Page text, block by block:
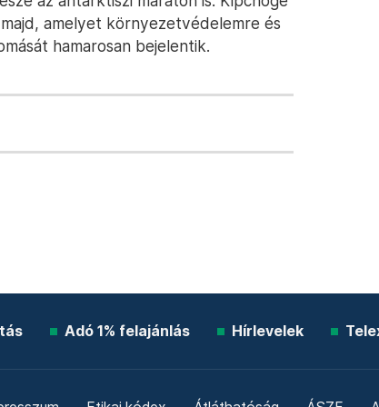
amelyet környezetvédelemre és
hamarosan bejelentik.
Adó 1% felajánlás Hírlevelek